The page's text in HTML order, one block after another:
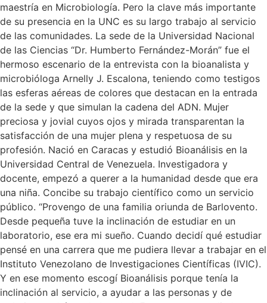
maestría en Microbiología. Pero la clave más importante
de su presencia en la UNC es su largo trabajo al servicio
de las comunidades. La sede de la Universidad Nacional
de las Ciencias “Dr. Humberto Fernández-Morán” fue el
hermoso escenario de la entrevista con la bioanalista y
microbióloga Arnelly J. Escalona, teniendo como testigos
las esferas aéreas de colores que destacan en la entrada
de la sede y que simulan la cadena del ADN. Mujer
preciosa y jovial cuyos ojos y mirada transparentan la
satisfacción de una mujer plena y respetuosa de su
profesión. Nació en Caracas y estudió Bioanálisis en la
Universidad Central de Venezuela. Investigadora y
docente, empezó a querer a la humanidad desde que era
una niña. Concibe su trabajo científico como un servicio
público. “Provengo de una familia oriunda de Barlovento.
Desde pequeña tuve la inclinación de estudiar en un
laboratorio, ese era mi sueño. Cuando decidí qué estudiar
pensé en una carrera que me pudiera llevar a trabajar en el
Instituto Venezolano de Investigaciones Científicas (IVIC).
Y en ese momento escogí Bioanálisis porque tenía la
inclinación al servicio, a ayudar a las personas y de